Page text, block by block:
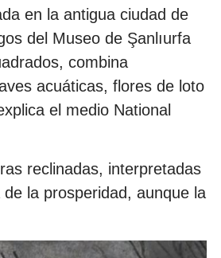
en la antigua ciudad de
del Museo de Şanlıurfa
combina
acuáticas, flores de loto
el medio National
reclinadas, interpretadas
la prosperidad, aunque la